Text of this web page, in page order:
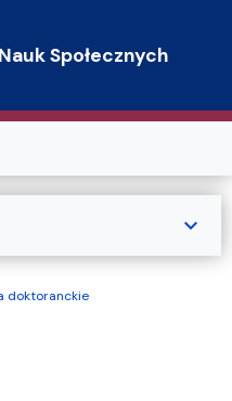
Społecznych
doktoranckie
expand_more